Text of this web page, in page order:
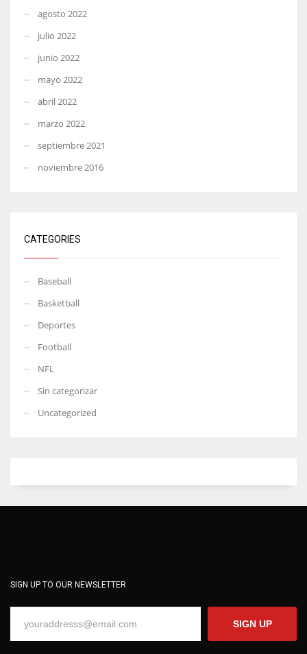
agosto 2022
julio 2022
junio 2022
mayo 2022
abril 2022
marzo 2022
septiembre 2021
noviembre 2016
CATEGORIES
Baseball
Basketball
Deportes
Football
NFL
Sin categorizar
Uncategorized
SIGN UP TO OUR NEWSLETTER
SIGN UP